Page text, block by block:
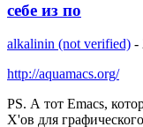
себе из по
alkalinin (not verified) -
http://aquamacs.org/
PS. А тот Emacs,
X'ов для